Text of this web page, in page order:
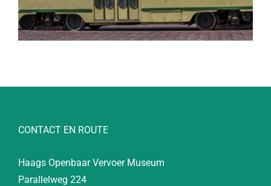
CONTACT EN ROUTE
Haags Openbaar Vervoer Museum
Parallelweg 224